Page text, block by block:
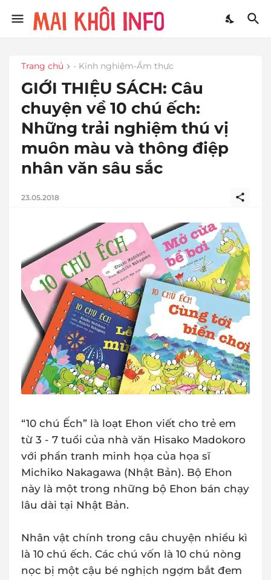
Trang chủ - Kinh nghiệm-Ẩm thực
GIỚI THIỆU SÁCH: Câu
chuyện về 10 chú ếch:
Những trải nghiệm thú vị
muôn màu và thông điệp
nhân văn sâu sắc
23.05.2018
“10 chú Ếch” là loạt Ehon viết cho trẻ em
từ 3 - 7 tuổi của nhà văn Hisako Madokoro
với phần tranh minh họa của họa sĩ
Michiko Nakagawa (Nhật Bản). Bộ Ehon
này là một trong những bộ Ehon bán chạy
lâu dài tại Nhật Bản.
Nhân vật chính trong câu chuyện nhiều kì
là 10 chú ếch. Các chú vốn là 10 chú nòng
nọc bị một cậu bé nghịch ngợm bắt đem